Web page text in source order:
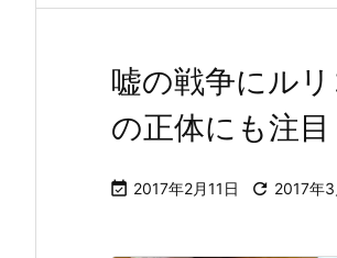
嘘の戦争にル
の正体にも注目
 2017年2月11日  2017年